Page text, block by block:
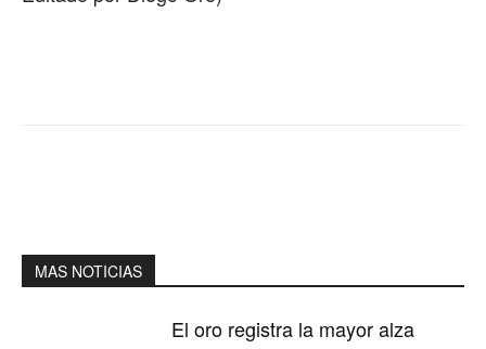
MAS NOTICIAS
El oro registra la mayor alza